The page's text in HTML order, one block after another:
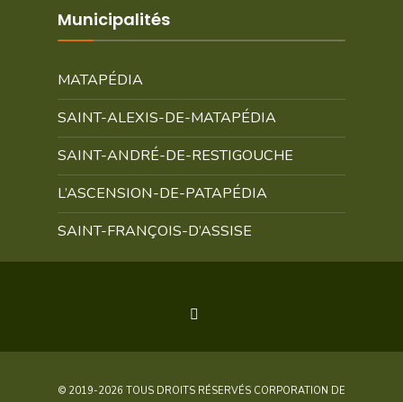
Municipalités
MATAPÉDIA
SAINT-ALEXIS-DE-MATAPÉDIA
SAINT-ANDRÉ-DE-RESTIGOUCHE
L’ASCENSION-DE-PATAPÉDIA
SAINT-FRANÇOIS-D’ASSISE
© 2019-2026 TOUS DROITS RÉSERVÉS CORPORATION DE